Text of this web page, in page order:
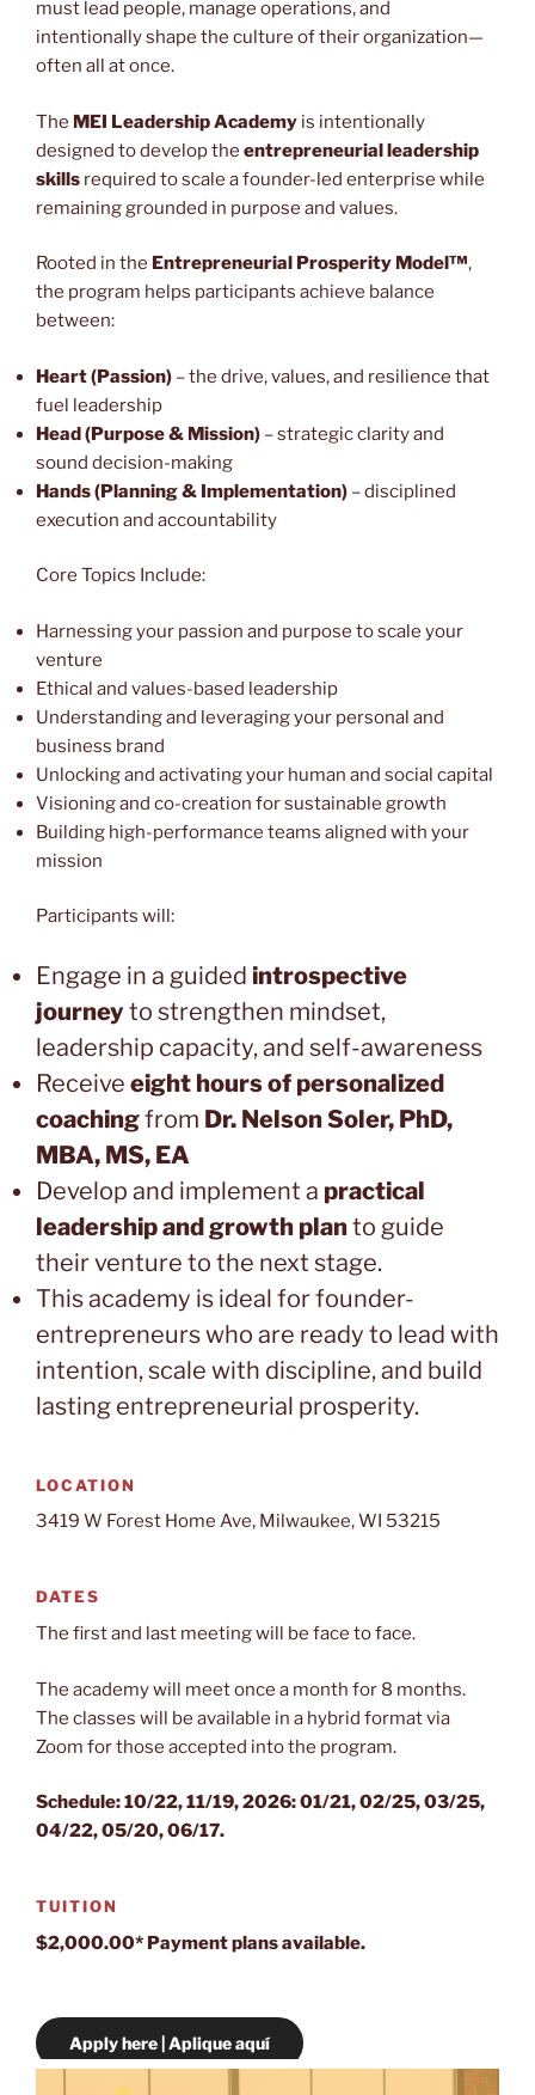
must lead people, manage operations, and
intentionally shape the culture of their organization—
often all at once.
The MEI Leadership Academy is intentionally
designed to develop the entrepreneurial leadership
skills required to scale a founder-led enterprise while
remaining grounded in purpose and values.
Rooted in the Entrepreneurial Prosperity Model™,
the program helps participants achieve balance
between:
Heart (Passion) – the drive, values, and resilience that
fuel leadership
Head (Purpose & Mission) – strategic clarity and
sound decision-making
Hands (Planning & Implementation) – disciplined
execution and accountability
Core Topics Include:
Harnessing your passion and purpose to scale your
venture
Ethical and values-based leadership
Understanding and leveraging your personal and
business brand
Unlocking and activating your human and social capital
Visioning and co-creation for sustainable growth
Building high-performance teams aligned with your
mission
Participants will:
Engage in a guided introspective
journey to strengthen mindset,
leadership capacity, and self-awareness
Receive eight hours of personalized
coachingfrom Dr. Nelson Soler, PhD,
MBA, MS, EA
Develop and implement a practical
leadership and growth planto guide
their venture to the next stage.
This academy is ideal for founder-
entrepreneurs who are ready to lead with
intention, scale with discipline, and build
lasting entrepreneurial prosperity.
LOCATION
3419 W Forest Home Ave, Milwaukee, WI 53215
DATES
The first and last meeting will be face to face.
The academy will meet once a month for 8 months.
The classes will be available in a hybrid format via
Zoom for those accepted into the program.
Schedule: 10/22, 11/19, 2026: 01/21, 02/25, 03/25,
04/22, 05/20, 06/17.
TUITION
$2,000.00* Payment plans available.
Apply here | Aplique aquí